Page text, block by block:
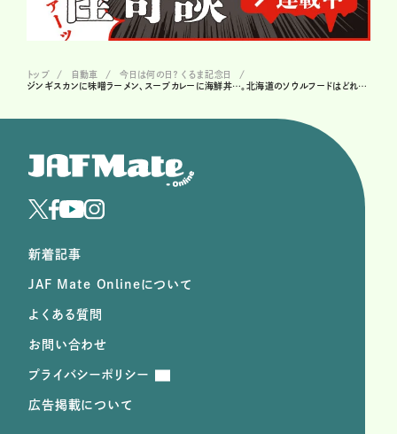
トップ 自動車
今日は何の日？ くるま記念日
ジンギスカンに味噌ラーメン、スープカレーに海鮮丼…。北海道のソウルフードはどれが好き？
新着記事
JAF Mate Onlineについて
よくある質問
お問い合わせ
プライバシーポリシー
広告掲載について